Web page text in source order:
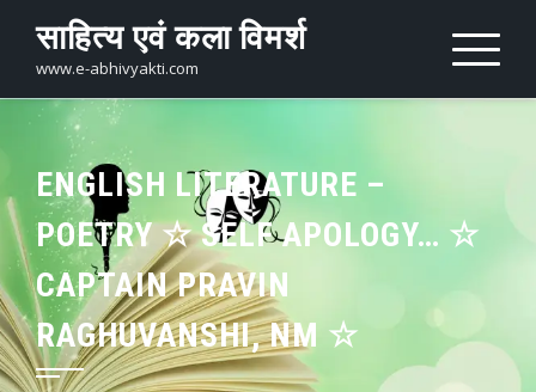
content
साहित्य एवं कला विमर्श
www.e-abhivyakti.com
ENGLISH LITERATURE –
POETRY ☆ SELF APOLOGY… ☆
CAPTAIN PRAVIN
RAGHUVANSHI, NM ☆